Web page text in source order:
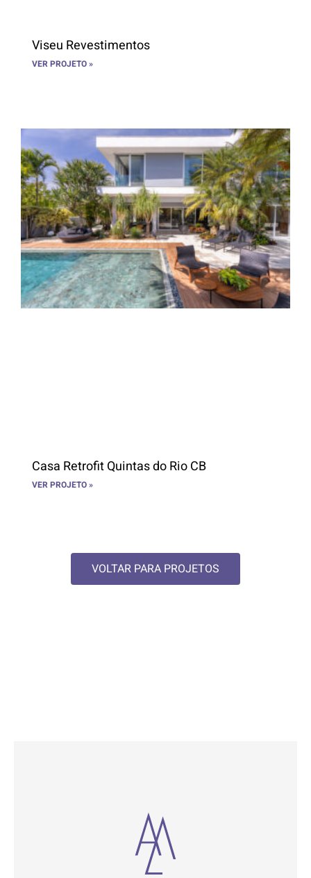
Viseu Revestimentos
VER PROJETO »
Casa Retrofit Quintas do Rio CB
VER PROJETO »
VOLTAR PARA PROJETOS